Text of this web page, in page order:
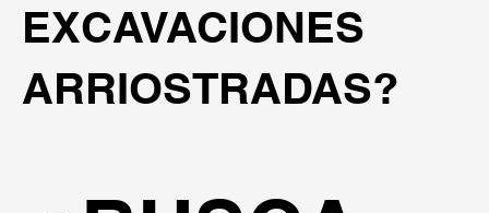
EXCAVACIONES
ARRIOSTRADAS?